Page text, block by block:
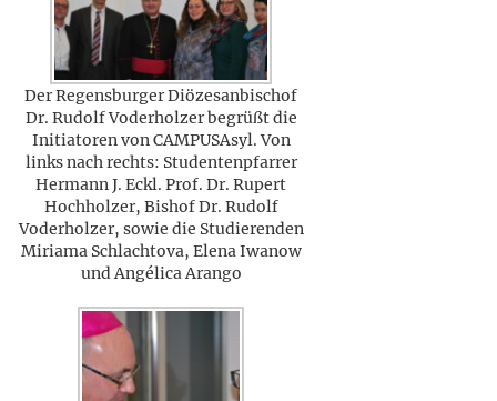
Der Regensburger Diözesanbischof
Dr. Rudolf Voderholzer begrüßt die
Initiatoren von CAMPUSAsyl. Von
links nach rechts: Studentenpfarrer
Hermann J. Eckl. Prof. Dr. Rupert
Hochholzer, Bishof Dr. Rudolf
Voderholzer, sowie die Studierenden
Miriama Schlachtova, Elena Iwanow
und Angélica Arango